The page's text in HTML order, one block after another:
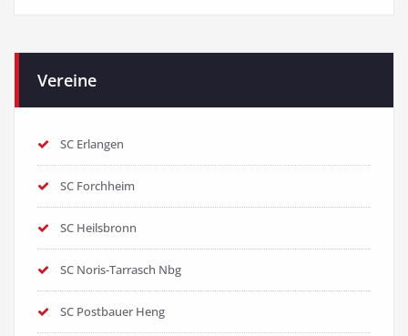
Vereine
SC Erlangen
SC Forchheim
SC Heilsbronn
SC Noris-Tarrasch Nbg
SC Postbauer Heng